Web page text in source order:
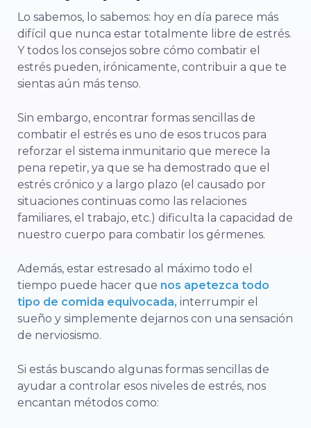
Lo sabemos, lo sabemos: hoy en día parece más
difícil que nunca estar totalmente libre de estrés.
Y todos los consejos sobre cómo combatir el
estrés pueden, irónicamente, contribuir a que te
sientas aún más tenso.
Sin embargo, encontrar formas sencillas de
combatir el estrés es uno de esos trucos para
reforzar el sistema inmunitario que merece la
pena repetir, ya que se ha demostrado que el
estrés crónico y a largo plazo (el causado por
situaciones continuas como las relaciones
familiares, el trabajo, etc.) dificulta la capacidad de
nuestro cuerpo para combatir los gérmenes.
Además, estar estresado al máximo todo el
tiempo puede hacer que nos apetezca todo
tipo de comida equivocada, interrumpir el
sueño y simplemente dejarnos con una sensación
de nerviosismo.
Si estás buscando algunas formas sencillas de
ayudar a controlar esos niveles de estrés, nos
encantan métodos como: